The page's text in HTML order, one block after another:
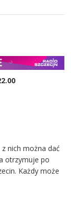
nich można dać
otrzymuje po
Każdy może